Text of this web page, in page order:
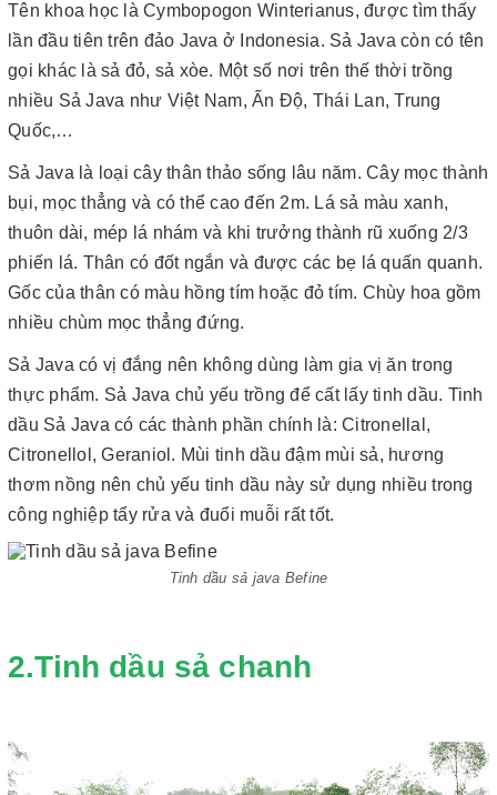
Tên khoa học là Cymbopogon Winterianus, được tìm thấy
lần đầu tiên trên đảo Java ở Indonesia. Sả Java còn có tên
gọi khác là sả đỏ, sả xòe. Một số nơi trên thế thời trồng
nhiều Sả Java như Việt Nam, Ấn Độ, Thái Lan, Trung
Quốc,…
Sả Java là loại cây thân thảo sống lâu năm. Cây mọc thành
bụi, mọc thẳng và có thể cao đến 2m. Lá sả màu xanh,
thuôn dài, mép lá nhám và khi trưởng thành rũ xuống 2/3
phiến lá. Thân có đốt ngắn và được các bẹ lá quấn quanh.
Gốc của thân có màu hồng tím hoặc đỏ tím. Chùy hoa gồm
nhiều chùm mọc thẳng đứng.
Sả Java có vị đắng nên không dùng làm gia vị ăn trong
thực phẩm. Sả Java chủ yếu trồng để cất lấy tinh dầu. Tinh
dầu Sả Java có các thành phần chính là: Citronellal,
Citronellol, Geraniol. Mùi tinh dầu đậm mùi sả, hương
thơm nồng nên chủ yếu tinh dầu này sử dụng nhiều trong
công nghiệp tẩy rửa và đuổi muỗi rất tốt.
Tinh dầu sả java Befine
2.Tinh dầu sả chanh